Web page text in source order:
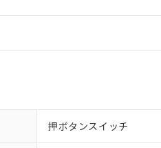
押ボタンスイッチ